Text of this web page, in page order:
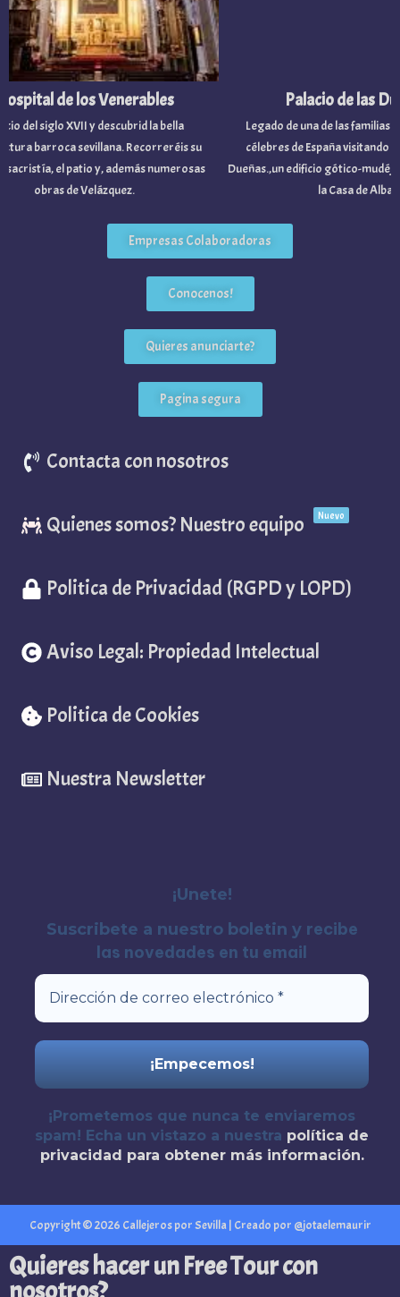
Palacio de las
Legado de una de las familias
célebres de España visitando el
Dueñas.,un edificio gótico-
la Casa de Alba.
de los Venerables
del siglo XVII y descubrid la bella
barroca sevillana. Recorreréis su
el patio y, además numerosas
obras de Velázquez.
Empresas Colaboradoras
Conocenos!
Quieres anunciarte?
Pagina segura
Contacta con nosotros
Quienes somos? Nuestro equipo Nuevo
Politica de Privacidad (RGPD y LOPD)
Aviso Legal: Propiedad Intelectual
Politica de Cookies
Nuestra Newsletter
¡Unete!
Suscribete a nuestro boletin y recibe
las novedades en tu email
¡Prometemos que nunca te enviaremos
spam! Echa un vistazo a nuestra política de
privacidad para obtener más información.
Copyright © 2026 Callejeros por Sevilla | Creado por @jotaelemaurir
Quieres hacer un Free Tour con